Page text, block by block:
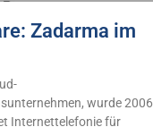
Zadarma im
wurde 2006
Internettelefonie für